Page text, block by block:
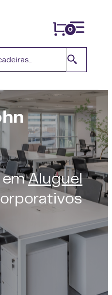
0
Aluguel